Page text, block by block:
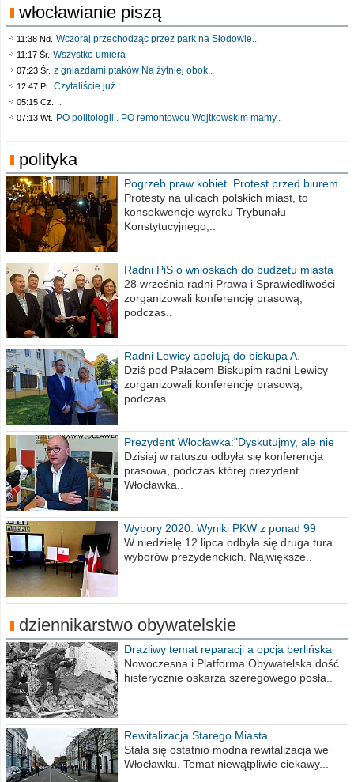
włocławianie piszą
11:38 Nd. Wczoraj przechodząc przez park na Słodowie..
11:17 Śr. Wszystko umiera
07:23 Śr. z gniazdami ptaków Na żytniej obok..
12:47 Pt. Czytaliście już :..
05:15 Cz. ..
07:13 Wt. PO politologii . PO remontowcu Wojtkowskim mamy..
polityka
Pogrzeb praw kobiet. Protest przed biurem
poselskim PiS
Protesty na ulicach polskich miast, to
konsekwencje wyroku Trybunału
Konstytucyjnego,..
Radni PiS o wnioskach do budżetu miasta
na 2021 rok
28 września radni Prawa i Sprawiedliwości
zorganizowali konferencję prasową,
podczas..
Radni Lewicy apelują do biskupa A.
Wiesława Meringa
Dziś pod Pałacem Biskupim radni Lewicy
zorganizowali konferencję prasową,
podczas..
Prezydent Włocławka:"Dyskutujmy, ale nie
obrażajmy się”
Dzisiaj w ratuszu odbyła się konferencja
prasowa, podczas której prezydent
Włocławka..
Wybory 2020. Wyniki PKW z ponad 99
procent obwodów
W niedzielę 12 lipca odbyła się druga tura
wyborów prezydenckich. Największe..
dziennikarstwo obywatelskie
Drażliwy temat reparacji a opcja berlińska
Nowoczesna i Platforma Obywatelska dość
histerycznie oskarża szeregowego posła..
Rewitalizacja Starego Miasta
Stała się ostatnio modna rewitalizacja we
Włocławku. Temat niewątpliwie ciekawy...